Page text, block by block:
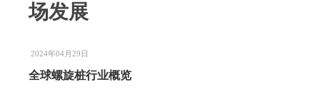
场发展
2024年04月29日
全球螺旋桩行业概览